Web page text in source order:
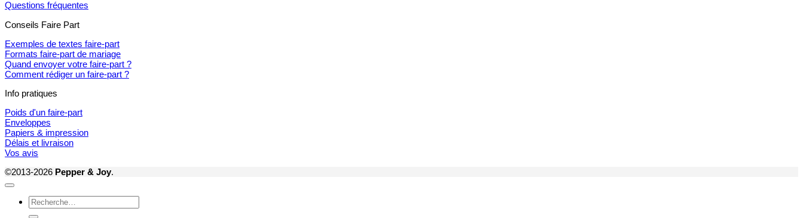
Questions fréquentes
Conseils Faire Part
Exemples de textes faire-part
Formats faire-part de mariage
Quand envoyer votre faire-part ?
Comment rédiger un faire-part ?
Info pratiques
Poids d'un faire-part
Enveloppes
Papiers & impression
Délais et livraison
Vos avis
©2013-2026 Pepper & Joy.
Recherche
pour :